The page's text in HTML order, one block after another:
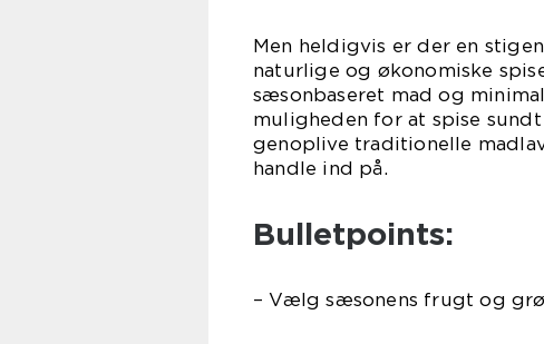
Men heldigvis er der en
naturlige og økonomiske
sæsonbaseret mad og
muligheden for at spise
genoplive traditionelle
handle ind på.
Bulletpoints:
– Vælg sæsonens frugt og